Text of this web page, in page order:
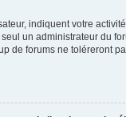
indiquent votre
un administrateur du
de forums ne toléreront